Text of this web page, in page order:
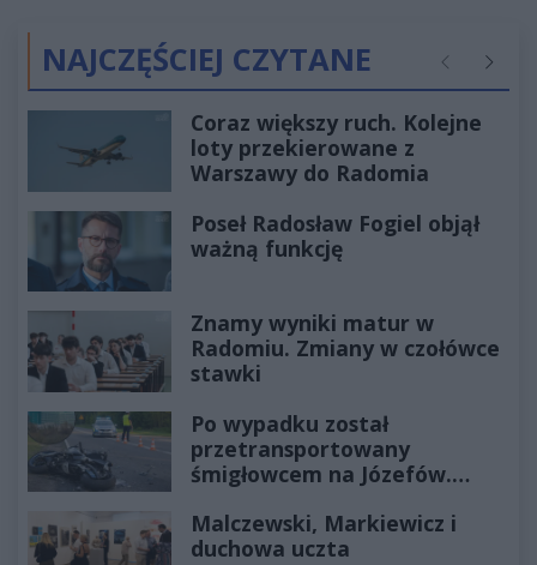
NAJCZĘŚCIEJ CZYTANE Poprzednie
Coraz większy ruch. Kolejne
loty przekierowane z
Warszawy do Radomia
Poseł Radosław Fogiel objął
ważną funkcję
Znamy wyniki matur w
Radomiu. Zmiany w czołówce
stawki
Po wypadku został
przetransportowany
śmigłowcem na Józefów.
Malczewski, Markiewicz i
duchowa uczta